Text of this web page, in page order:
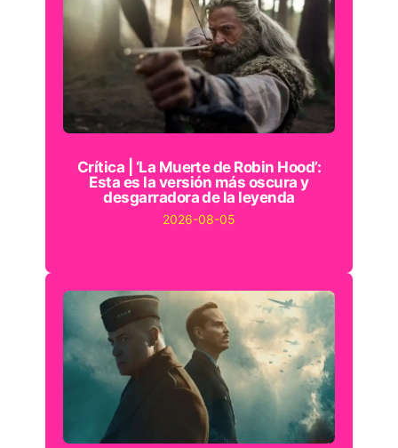
Crítica | ‘La Muerte de Robin Hood’:
Esta es la versión más oscura y
desgarradora de la leyenda
2026-08-05